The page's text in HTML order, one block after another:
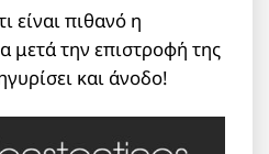
είναι πιθανό η
μετά την επιστροφή της
και άνοδο!